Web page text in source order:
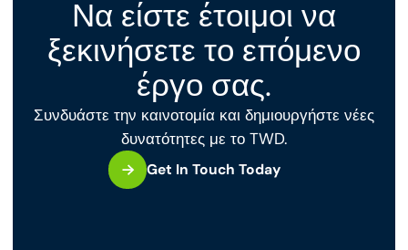
Να είστε έτοιμοι να
ξεκινήσετε το επόμενο
έργο σας.
Συνδυάστε την καινοτομία και δημιουργήστε νέες
δυνατότητες με το TWD.
Get In Touch Today